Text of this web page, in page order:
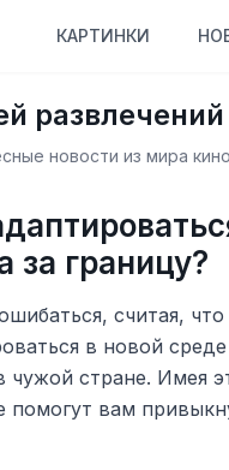
КАРТИНКИ
развлечений
новости из мира
за границу?
считая,
в новой
чужой стране. Имея
помогут вам